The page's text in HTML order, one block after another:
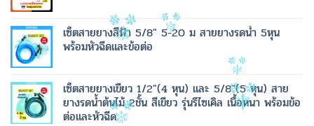
เซ็ตสายยางสีฟ้า 5/8" 5-20 ม สายยางรดน้ำ 5หุน
พร้อมหัวฉีดและข้อต่อ
เซ็ตสายยางเขียว 1/2"(4 หุน) และ 5/8"(5 หุน) สาย
ยางรดน้ำต้นไม้ 2ชั้น สีเขียว รุ่นรีไซเคิล เนื้อหนา พร้อมข้อ
ต่อและหัวฉีด